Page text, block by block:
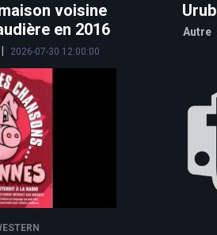
voisine
en 2016
2026-07-30 12:00:00
Autre